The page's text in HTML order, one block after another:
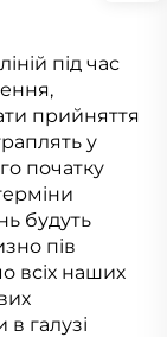
під час
прийняття
у
початку
будуть
пів
всіх наших
в галузі